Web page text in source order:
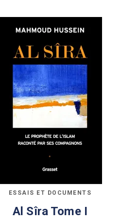
ESSAIS ET DOCUMENTS
Al Sîra Tome I